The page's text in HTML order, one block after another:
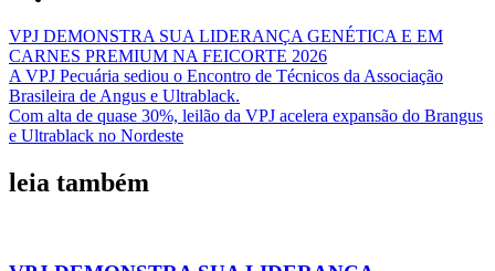
VPJ DEMONSTRA SUA LIDERANÇA GENÉTICA E EM
CARNES PREMIUM NA FEICORTE 2026
A VPJ Pecuária sediou o Encontro de Técnicos da Associação
Brasileira de Angus e Ultrablack.
Com alta de quase 30%, leilão da VPJ acelera expansão do Brangus
e Ultrablack no Nordeste
leia também